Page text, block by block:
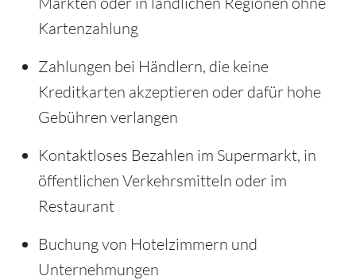
Kartenzahlung
Zahlungen bei Händlern, die keine
Kreditkarten akzeptieren oder dafür hohe
Gebühren verlangen
Kontaktloses Bezahlen im Supermarkt, in
öffentlichen Verkehrsmitteln oder im
Restaurant
Buchung von Hotelzimmern und
Unternehmungen